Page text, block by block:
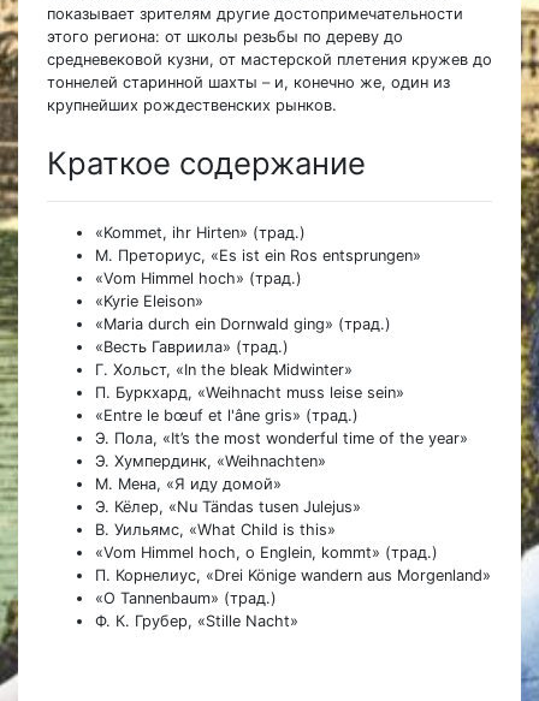
показывает зрителям другие достопримечательности
этого региона: от школы резьбы по дереву до
средневековой кузни, от мастерской плетения кружев до
тоннелей старинной шахты – и, конечно же, один из
крупнейших рождественских рынков.
Краткое содержание
«Kommet, ihr Hirten» (трад.)
М. Преториус, «Es ist ein Ros entsprungen»
«Vom Himmel hoch» (трад.)
«Kyrie Eleison»
«Maria durch ein Dornwald ging» (трад.)
«Весть Гавриила» (трад.)
Г. Хольст, «In the bleak Midwinter»
П. Буркхард, «Weihnacht muss leise sein»
«Entre le bœuf et l'âne gris» (трад.)
Э. Пола, «It’s the most wonderful time of the year»
Э. Хумпердинк, «Weihnachten»
М. Мена, «Я иду домой»
Э. Кёлер, «Nu Tändas tusen Julejus»
В. Уильямс, «What Сhild is this»
«Vom Himmel hoch, o Englein, kommt» (трад.)
П. Корнелиус, «Drei Könige wandern aus Morgenland»
«O Tannenbaum» (трад.)
Ф. К. Грубер, «Stille Nacht»